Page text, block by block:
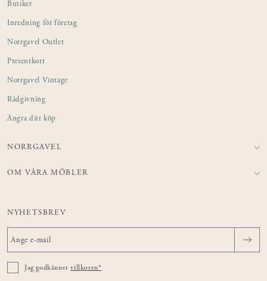
Butiker
Inredning för företag
Norrgavel Outlet
Presentkort
Norrgavel Vintage
Rådgivning
Ångra ditt köp
NORRGAVEL
OM VÅRA MÖBLER
NYHETSBREV
Jag godkännervillkoren*